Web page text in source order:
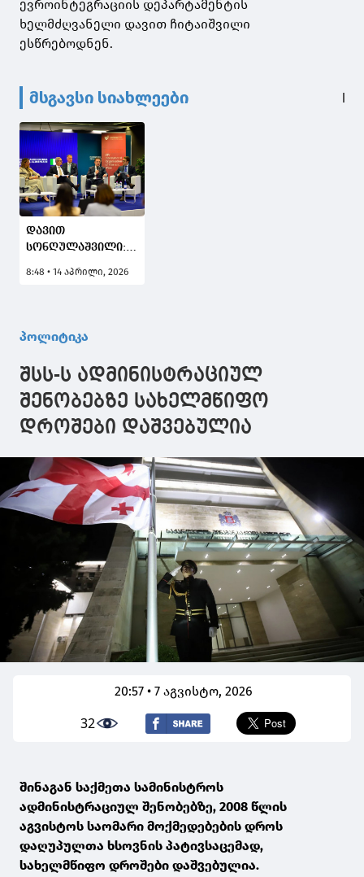
ევროინტეგრაციის დეპარტამენტის
ხელმძღვანელი დავით ჩიტაიშვილი
ესწრებოდნენ.
მსგავსი სიახლეები
დავით
სონღულაშვილი: 8
საქართველოში
გავხდებოდი
ადამიანის
მასპინძელი, ვისაც
უყვარს და
აფასებს ქართულ
8:48 • 14 აპრილი, 2026
პოლიტიკა
შსს-ს ადმინისტრაციულ
შენობებზე სახელმწიფო
დროშები დაშვებულია
20:57 • 7 აგვისტო, 2026
32
შინაგან საქმეთა სამინისტროს
ადმინისტრაციულ შენობებზე, 2008 წლის
აგვისტოს საომარი მოქმედებების დროს
დაღუპულთა ხსოვნის პატივსაცემად,
სახელმწიფო დროშები დაშვებულია.